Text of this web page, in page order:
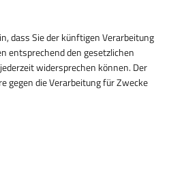
dass Sie der künftigen Verarbeitung
entsprechend den gesetzlichen
widersprechen können. Der
gegen die Verarbeitung für Zwecke